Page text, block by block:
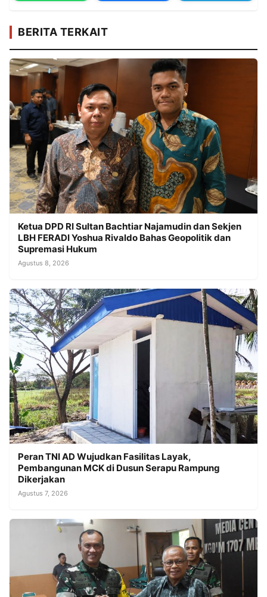
BERITA TERKAIT
Ketua DPD RI Sultan Bachtiar Najamudin dan Sekjen
LBH FERADI Yoshua Rivaldo Bahas Geopolitik dan
Supremasi Hukum
Agustus 8, 2026
Peran TNI AD Wujudkan Fasilitas Layak,
Pembangunan MCK di Dusun Serapu Rampung
Dikerjakan
Agustus 7, 2026